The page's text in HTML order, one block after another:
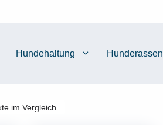
Hundehaltung Hunderassen
im Vergleich